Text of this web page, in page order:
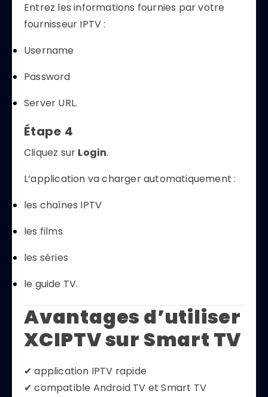
Entrez les informations fournies par votre
fournisseur IPTV :
Username
Password
Server URL.
Étape 4
Cliquez sur Login.
L’application va charger automatiquement :
les chaînes IPTV
les films
les séries
le guide TV.
Avantages d’utiliser
XCIPTV sur Smart TV
✔ application IPTV rapide
✔ compatible Android TV et Smart TV